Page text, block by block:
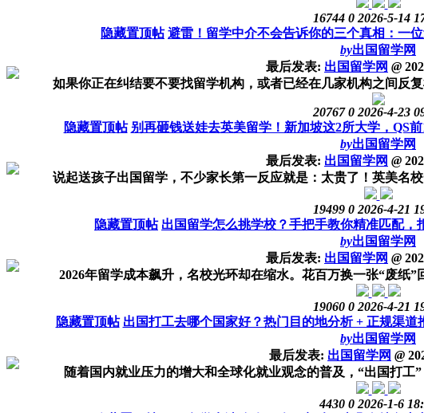
16744 0 2026-5-14
隐藏置顶帖 避雷！留学中介不会告诉你的三个真相：一
by出国留学网
最后发表: 出国留学网 @
如果你正在纠结要不要找留学机构，或者已经在几家机构之间反
20767 0 2026-4-23
隐藏置顶帖 别再砸钱送娃去英美留学！新加坡这2所大学，QS
by出国留学网
最后发表: 出国留学网 @
说起送孩子出国留学，不少家长第一反应就是：太贵了！英美名
19499 0 2026-4-21
隐藏置顶帖 出国留学怎么挑学校？手把手教你精准匹配，
by出国留学网
最后发表: 出国留学网 @
2026年留学成本飙升，名校光环却在缩水。花百万换一张“废纸
19060 0 2026-4-21
隐藏置顶帖 出国打工去哪个国家好？热门目的地分析 + 正规渠道
by出国留学网
最后发表: 出国留学网 @
随着国内就业压力的增大和全球化就业观念的普及，“出国打工
4430 0 2026-1-6